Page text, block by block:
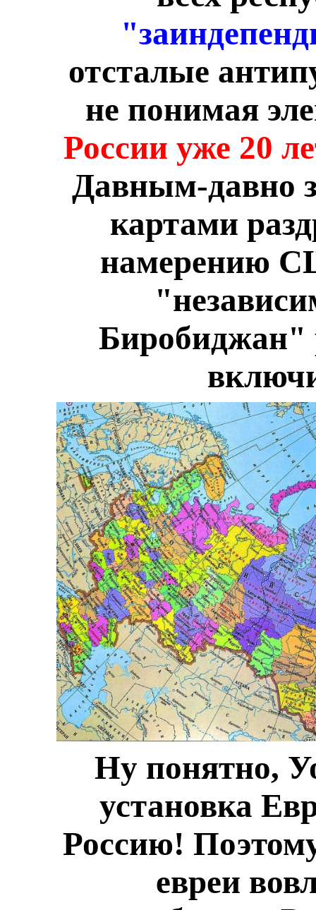
отсталые
не понимая
России уже 20
Давным-давно
картами
намерению
Биробиджан"
Ну понятно,
установка
Россию!
евреи